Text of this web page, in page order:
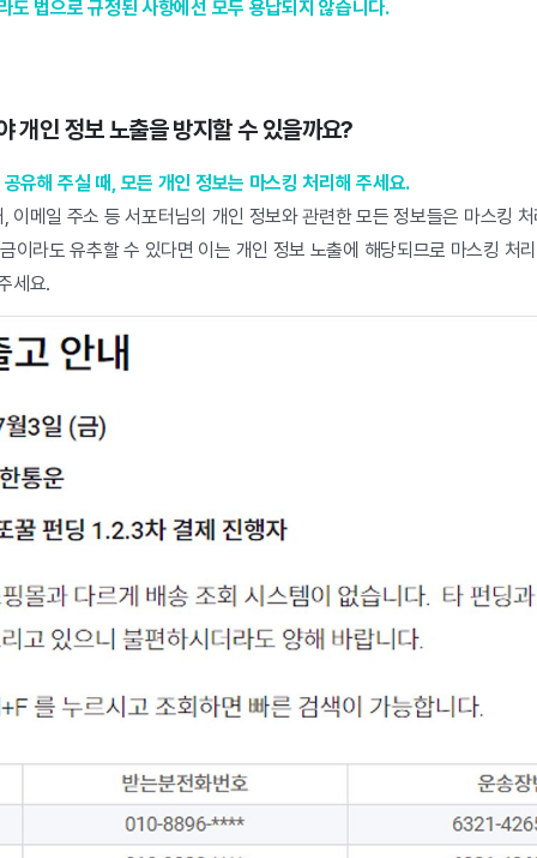
도 법으로 규정된 사항에선 모두 용납되지 않습니다.
개인 정보 노출을 방지할 수 있을까요?
유해 주실 때, 모든 개인 정보는 마스킹 처리해 주세요.
이메일 주소 등 서포터님의 개인 정보와 관련한 모든 정보들은 마스킹
이라도 유추할 수 있다면 이는 개인 정보 노출에 해당되므로 마스킹 처
세요.